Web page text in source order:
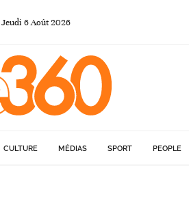
Jeudi 6Août 2026
CULTURE MÉDIAS SPORT PEOPLE